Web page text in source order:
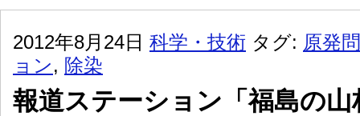
2012年8月24日 科学・技術 タグ: 原発
ョン, 除染
報道ステーション「福島の